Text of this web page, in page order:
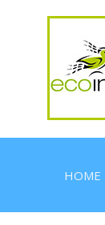
HOME